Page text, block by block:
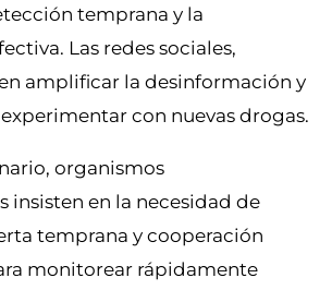
temprana y la
Las redes sociales,
amplificar la desinformación y
con nuevas drogas.
organismos
insisten en la necesidad de
temprana y cooperación
monitorear rápidamente